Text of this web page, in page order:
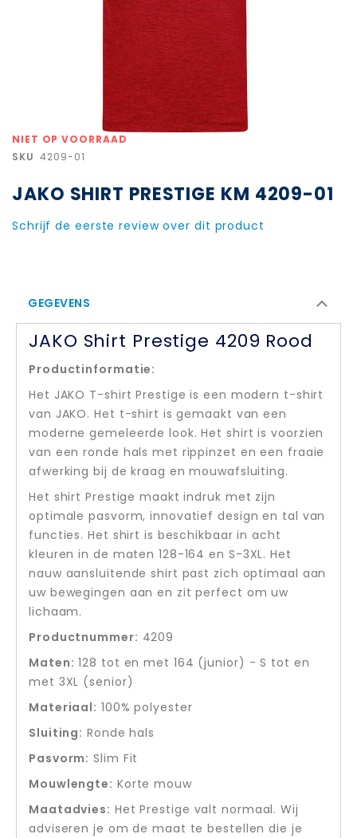
NIET OP VOORRAAD
SKU 4209-01
JAKO SHIRT PRESTIGE KM 4209-01
Schrijf de eerste review over dit product
Ga
naar
van
afbeeldingen-
GEGEVENS
JAKO Shirt Prestige 4209 Rood
Productinformatie:
Het JAKO T-shirt Prestige is een modern t-shirt
van JAKO. Het t-shirt is gemaakt van een
moderne gemeleerde look. Het shirt is voorzien
van een ronde hals met rippinzet en een fraaie
afwerking bij de kraag en mouwafsluiting.
Het shirt Prestige maakt indruk met zijn
optimale pasvorm, innovatief design en tal van
functies. Het shirt is beschikbaar in acht
kleuren in de maten 128-164 en S-3XL. Het
nauw aansluitende shirt past zich optimaal aan
uw bewegingen aan en zit perfect om uw
lichaam.
Productnummer: 4209
Maten: 128 tot en met 164 (junior) - S tot en
met 3XL (senior)
Materiaal: 100% polyester
Sluiting: Ronde hals
Pasvorm: Slim Fit
Mouwlengte: Korte mouw
Maatadvies: Het Prestige valt normaal. Wij
adviseren je om de maat te bestellen die je